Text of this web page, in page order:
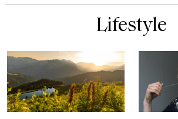
Lifestyle